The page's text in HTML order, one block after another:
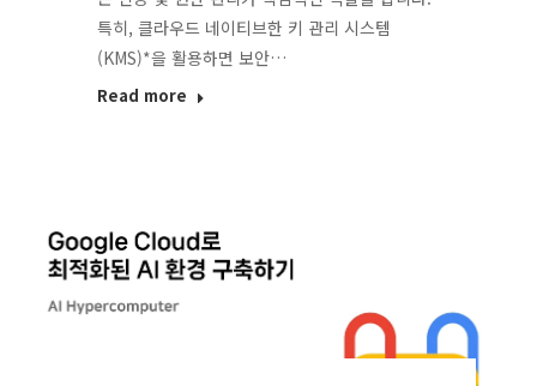
특히, 클라우드 네이티브한 키 관리 시스템
(KMS)*을 활용하면 보안…
Read more